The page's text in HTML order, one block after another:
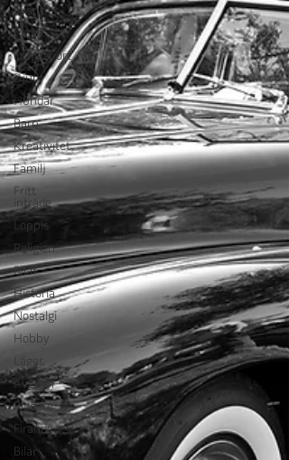
Event
Musik
Frågesport
Djur
Hundar
Barn
Kreativitet
Familj
Fritt
inträde
Loppis
Religion
Bilar
Historia
Nostalgi
Hobby
Läger
Äventyr
Riddare
Firande
Bilar